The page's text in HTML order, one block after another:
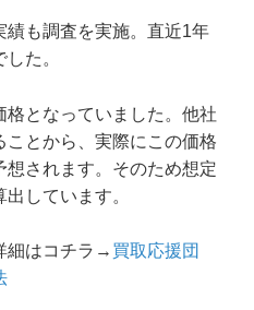
績も調査を実施。直近1年
た。
格となっていました。他社
ことから、実際にこの価格
されます。そのため想定
しています。
細はコチラ→ 買取応援団